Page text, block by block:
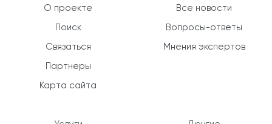
О проекте
Поиск
Связаться
Партнеры
Карта сайта
Все новости
Вопросы-ответы
Мнения экспертов